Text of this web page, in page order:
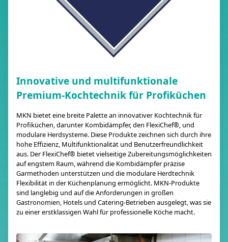
Innovative und multifunktionale
Premium-Kochtechnik für Profiküchen
MKN bietet eine breite Palette an innovativer Kochtechnik für
Profiküchen, darunter Kombidämpfer, den FlexiChef®, und
modulare Herdsysteme. Diese Produkte zeichnen sich durch ihre
hohe Effizienz, Multifunktionalität und Benutzerfreundlichkeit
aus. Der FlexiChef® bietet vielseitige Zubereitungsmöglichkeiten
auf engstem Raum, während die Kombidämpfer präzise
Garmethoden unterstützen und die modulare Herdtechnik
Flexibilität in der Küchenplanung ermöglicht. MKN-Produkte
sind langlebig und auf die Anforderungen in großen
Gastronomien, Hotels und Catering-Betrieben ausgelegt, was sie
zu einer erstklassigen Wahl für professionelle Köche macht.